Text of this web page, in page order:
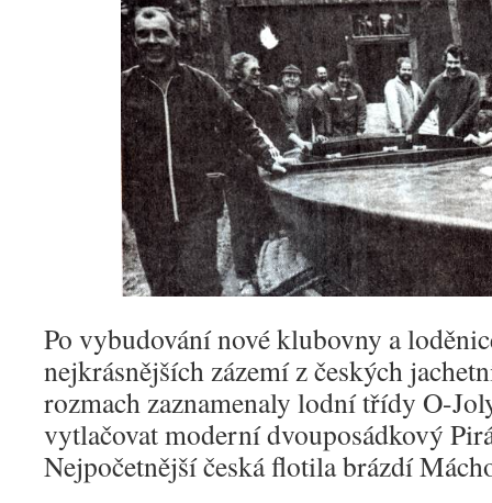
Po vybudování nové klubovny a
nejkrásnějších zázemí z českých
rozmach zaznamenaly lodní třídy O-
vytlačovat moderní dvouposádkový
Nejpočetnější česká flotila brázdí